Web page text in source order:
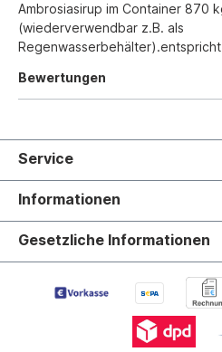
Ambrosiasirup im Container 870
(wiederverwendbar z.B. als
Bewertungen
Service
Informationen
Gesetzliche Informationen